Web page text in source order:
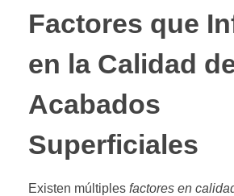
Factores que
en la Calidad
Acabados
Superficiales
Existen múltiples factores en